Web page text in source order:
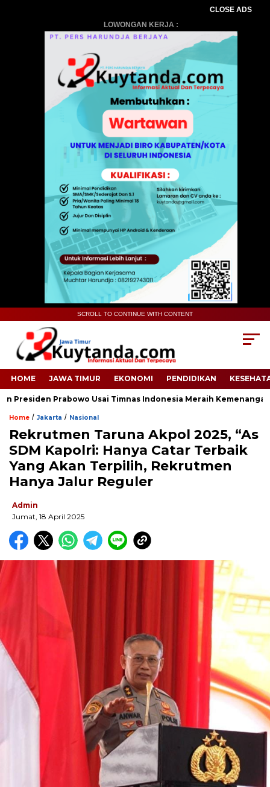
CLOSE ADS
LOWONGAN KERJA :
SCROLL TO CONTINUE WITH CONTENT
HOME JAWA TIMUR EKONOMI PENDIDIKAN
Prabowo Usai Timnas Indonesia Meraih Kemenangan
Home / Jakarta / Nasional
Rekrutmen Taruna Akpol 2025, “As
SDM Kapolri: Hanya Catar Terbaik
Yang Akan Terpilih, Rekrutmen
Hanya Jalur Reguler
Admin
Jumat, 18 April 2025